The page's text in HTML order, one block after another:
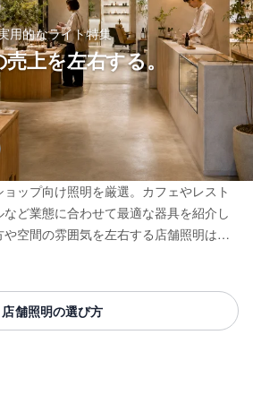
用的なライト特集
上を左右する。
ップ向け照明を厳選。カフェやレスト
ど業態に合わせて最適な器具を紹介し
空間の雰囲気を左右する店舗照明は、
な要素。飲食店なら料理を鮮やかに見
演色性など、業態ごとに求められる光は
イト、スポットライト、間接照明など
ます。
店舗照明の選び方